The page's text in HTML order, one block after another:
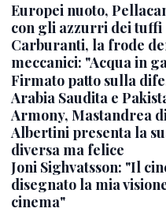
Europei nuoto,
con gli azzurri dei tuffi
Carburanti, la frode
meccanici: "Acqua in
Firmato patto sulla
Arabia Saudita e
Armony, Mastandrea
Albertini presenta la
diversa ma felice
Joni Sighvatsson: "Il
disegnato la mia
cinema"